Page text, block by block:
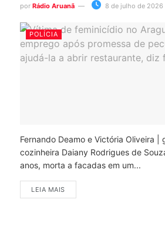
por Rádio Aruanã 8 de julho de 2026
POLÍCIA
Fernando Deamo e Victória Oliveira |
cozinheira Daiany Rodrigues de
anos, morta a facadas em um...
LEIA MAIS